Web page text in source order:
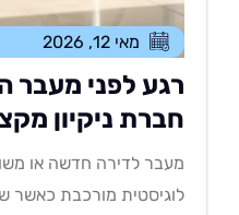
מאי 12, 2026
לפני מעבר
ניקיון מקצועית
לדירה חדשה או משופצת
מורכבת כאשר שלב